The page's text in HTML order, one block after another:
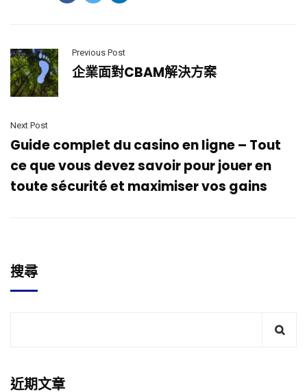
Previous Post
企業面對CBAM解決方案
Next Post
Guide complet du casino en ligne – Tout
ce que vous devez savoir pour jouer en
toute sécurité et maximiser vos gains
搜尋
近期文章